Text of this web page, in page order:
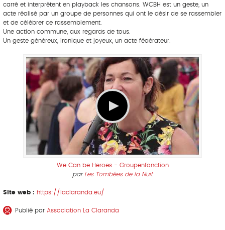
carré et interprètent en playback les chansons. WCBH est un geste, un
acte réalisé par un groupe de personnes qui ont le désir de se rassembler
et de célébrer ce rassemblement.
Une action commune, aux regards de tous.
Un geste généreux, ironique et joyeux, un acte fédérateur.
We Can be Heroes - Groupenfonction
par Les Tombées de la Nuit
Site web : https://laclaranda.eu/
Publié par Association La Claranda